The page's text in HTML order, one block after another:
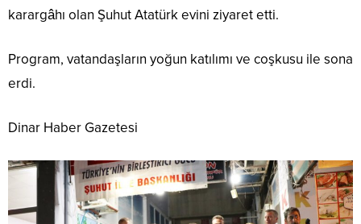
karargâhı olan Şuhut Atatürk evini ziyaret etti.
Program, vatandaşların yoğun katılımı ve coşkusu ile sona
erdi.
Dinar Haber Gazetesi